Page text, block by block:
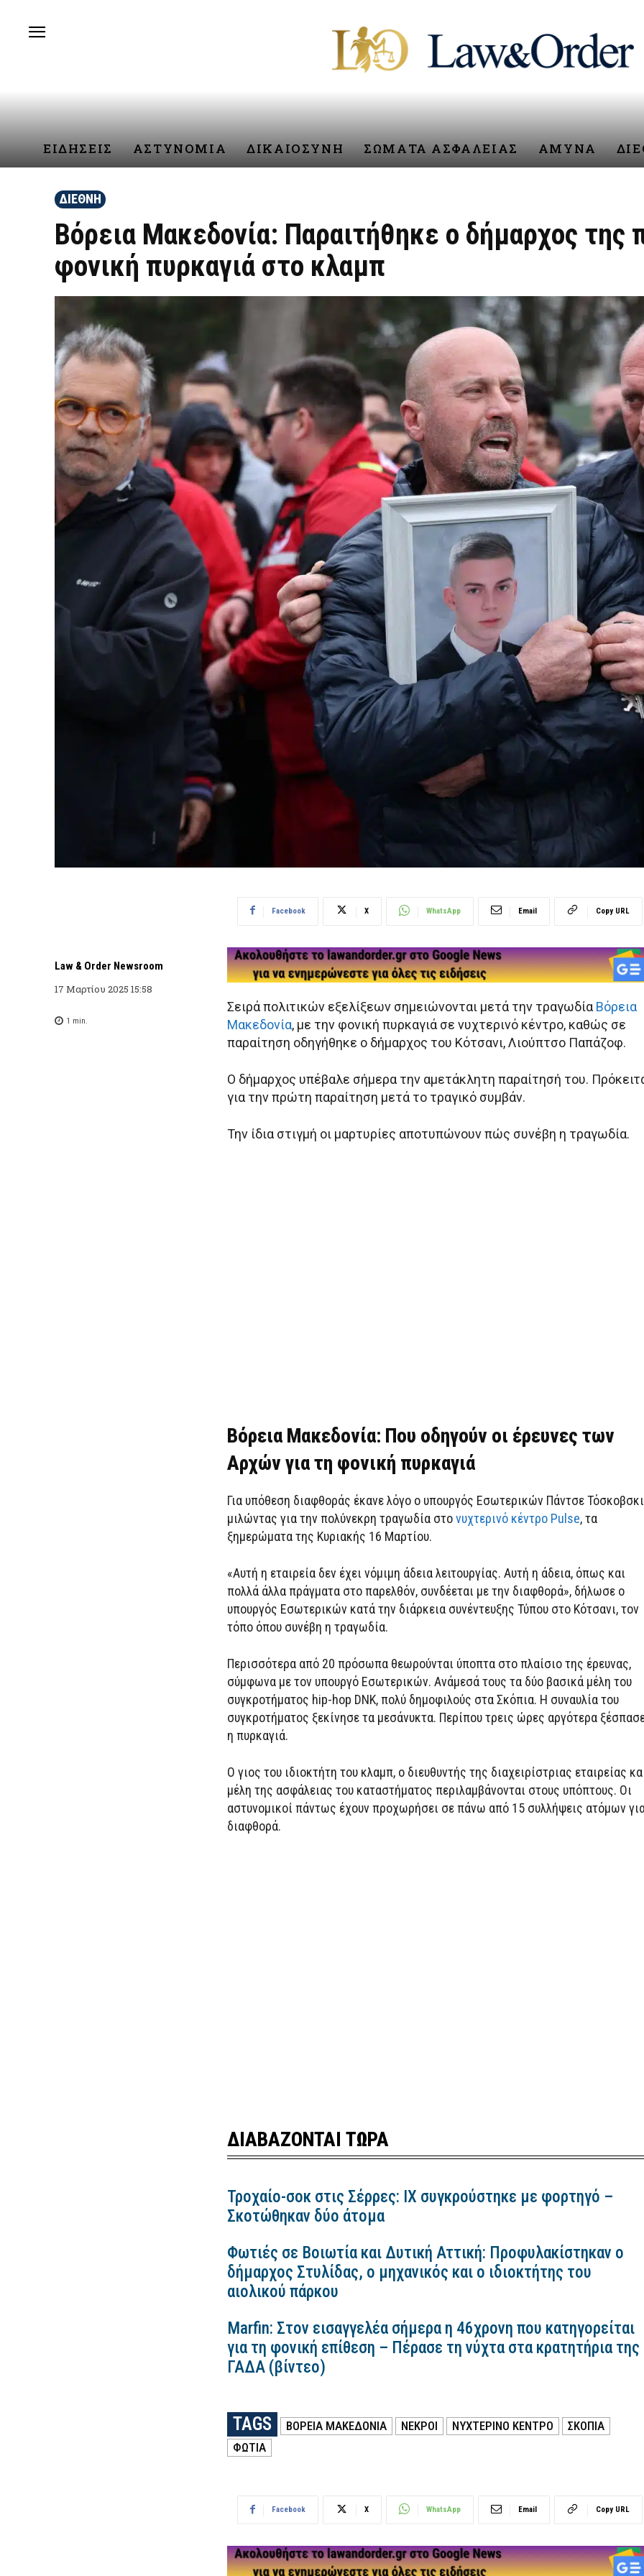
ΕΙΔΗΣΕΙΣ ΑΣΤΥΝΟΜΙΑ ΔΙΚΑΙΟΣΥΝΗ ΣΩΜΑΤΑ ΑΣΦΑΛΕΙΑΣ ΑΜΥΝΑ
ΔΙΕΘΝΗ
Βόρεια Μακεδονία: Παραιτήθηκε ο δήμαρχος της
φονική πυρκαγιά στο κλαμπ
Law & Order Newsroom
17 Μαρτίου 2025 15:58
1 min.
Facebook X WhatsApp Email Copy URL
Σειρά πολιτικών εξελίξεων σημειώνονται μετά την τραγωδία Βόρεια
Μακεδονία, με την φονική πυρκαγιά σε νυχτερινό κέντρο, καθώς σε
παραίτηση οδηγήθηκε ο δήμαρχος του Κότσανι, Λιούπτσο Παπάζοφ.
Ο δήμαρχος υπέβαλε σήμερα την αμετάκλητη παραίτησή του.
για την πρώτη παραίτηση μετά το τραγικό συμβάν.
Την ίδια στιγμή οι μαρτυρίες αποτυπώνουν πώς συνέβη η τραγωδία.
Βόρεια Μακεδονία: Που οδηγούν οι έρευνες των
Αρχών για τη φονική πυρκαγιά
Για υπόθεση διαφθοράς έκανε λόγο ο υπουργός Εσωτερικών Πάντσε
μιλώντας για την πολύνεκρη τραγωδία στονυχτερινό κέντρο Pulse, τα
ξημερώματα της Κυριακής 16 Μαρτίου.
«Αυτή η εταιρεία δεν έχει νόμιμη άδεια λειτουργίας. Αυτή η άδεια, όπως και
πολλά άλλα πράγματα στο παρελθόν, συνδέεται με την διαφθορά», δήλωσε ο
υπουργός Εσωτερικών κατά την διάρκεια συνέντευξης Τύπου στο Κότσανι, τον
τόπο όπου συνέβη η τραγωδία.
Περισσότερα από 20 πρόσωπα θεωρούνται ύποπτα στο πλαίσιο της έρευνας,
σύμφωνα με τον υπουργό Εσωτερικών. Ανάμεσά τους τα δύο βασικά μέλη του
συγκροτήματος hip-hop DNK, πολύ δημοφιλούς στα Σκόπια. Η συναυλία του
συγκροτήματος ξεκίνησε τα μεσάνυκτα. Περίπου τρεις ώρες αργότερα
η πυρκαγιά.
Ο γιος του ιδιοκτήτη του κλαμπ, ο διευθυντής της διαχειρίστριας εταιρείας
μέλη της ασφάλειας του καταστήματος περιλαμβάνονται στους υπόπτους. Οι
αστυνομικοί πάντως έχουν προχωρήσει σε πάνω από 15 συλλήψεις ατόμων
διαφθορά.
ΔΙΑΒΑΖΟΝΤΑΙ ΤΩΡΑ
Τροχαίο-σοκ στις Σέρρες: ΙΧ συγκρούστηκε με φορτηγό –
Σκοτώθηκαν δύο άτομα
Φωτιές σε Βοιωτία και Δυτική Αττική: Προφυλακίστηκαν ο
δήμαρχος Στυλίδας, ο μηχανικός και ο ιδιοκτήτης του
αιολικού πάρκου
Marfin: Στον εισαγγελέα σήμερα η 46χρονη που κατηγορείται
για τη φονική επίθεση – Πέρασε τη νύχτα στα κρατητήρια της
ΓΑΔΑ (βίντεο)
TAGS ΒΟΡΕΙΑ ΜΑΚΕΔΟΝΙΑ ΝΕΚΡΟΙ ΝΥΧΤΕΡΙΝΟ ΚΕΝΤΡΟ
ΣΚΟΠΙΑ
ΦΩΤΙΑ
Facebook X WhatsApp Email Copy URL